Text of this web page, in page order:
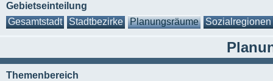
Gebietseinteilung
Gesamtstadt
Stadtbezirke Planungsräume Sozialregionen
Themenbereich